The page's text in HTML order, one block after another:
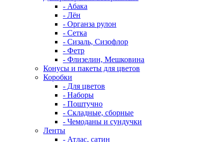
- Абака
- Лён
- Органза рулон
- Сетка
- Сизаль, Сизофлор
- Фетр
- Флизелин, Мешковина
Конусы и пакеты для цветов
Коробки
- Для цветов
- Наборы
- Поштучно
- Складные, сборные
- Чемоданы и сундучки
Ленты
- Атлас, сатин